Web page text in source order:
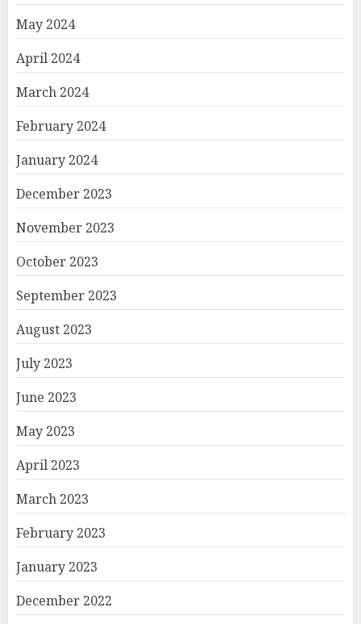
May 2024
April 2024
March 2024
February 2024
January 2024
December 2023
November 2023
October 2023
September 2023
August 2023
July 2023
June 2023
May 2023
April 2023
March 2023
February 2023
January 2023
December 2022